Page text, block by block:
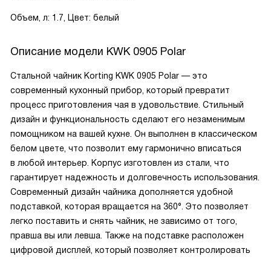
Объем, л: 1.7, Цвет: белый
Описание модели KWK 0905 Polar
Стальной чайник Korting KWK 0905 Polar — это
современный кухонный прибор, который превратит
процесс приготовления чая в удовольствие. Стильный
дизайн и функциональность сделают его незаменимым
помощником на вашей кухне. Он выполнен в классическом
белом цвете, что позволит ему гармонично вписаться
в любой интерьер. Корпус изготовлен из стали, что
гарантирует надежность и долговечность использования.
Современный дизайн чайника дополняется удобной
подставкой, которая вращается на 360°. Это позволяет
легко поставить и снять чайник, не зависимо от того,
правша вы или левша. Также на подставке расположен
цифровой дисплей, который позволяет контролировать